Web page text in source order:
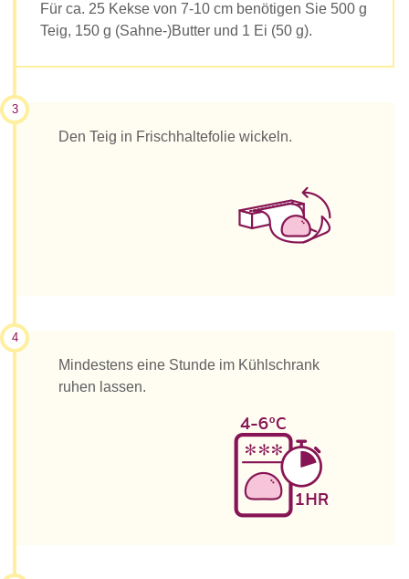
Für ca. 25 Kekse von 7-10 cm benötigen Sie 500 g
Teig, 150 g (Sahne-)Butter und 1 Ei (50 g).
3
Den Teig in Frischhaltefolie wickeln.
4
Mindestens eine Stunde im Kühlschrank
ruhen lassen.